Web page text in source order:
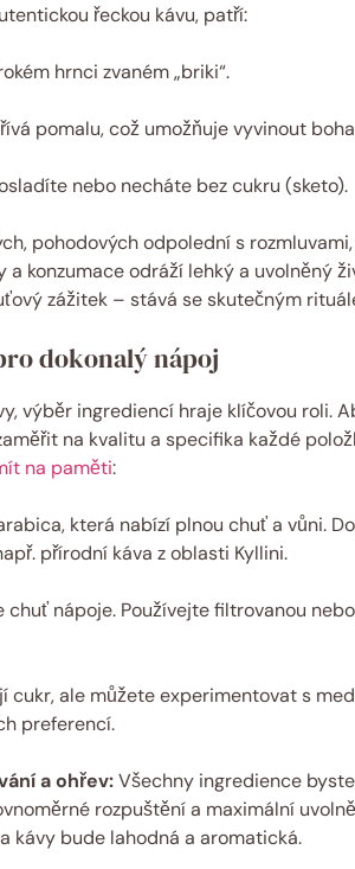
řeckou kávu, patří:
hrnci zvaném „briki“.
pomalu, což umožňuje vyvinout
nebo necháte bez cukru (sketo).
pohodových odpolední s
konzumace odráží lehký a uvolněný
zážitek – stává se skutečným
dokonalý nápoj
výběr ingrediencí hraje klíčovou roli.
na kvalitu a specifika každé
na paměti:
která nabízí plnou chuť a vůni.
přírodní káva z oblasti Kyllini.
chuť nápoje. Používejte filtrovanou
cukr, ale můžete experimentovat s
preferencí.
a ohřev:Všechny ingredience
rozpuštění a maximální
kávy bude lahodná a aromatická.